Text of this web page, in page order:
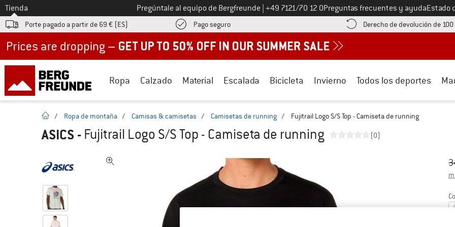
A la
Tienda Pregúntale al equipo de Bergfreunde Llámenos al
+49 7121/70 12 0Preguntas frecuentes y ayudaEstado
Porte pagado a partir de 69 € (ES) Pago seguro¡encuentre información sobre el pago aquí! Se abre en una ventana de
Derecho de devolución de
Ropa Calzado Material Escalada Bicicleta Invierno Todos los deportes
la pagina de inicio
/ Ropa de montaña / Camisas & camisetas / Camisetas de running / Fujitrail Logo S/S Top - Camiseta de running
ASICS - Fujitrail Logo S/S Top - Camiseta de running (0)